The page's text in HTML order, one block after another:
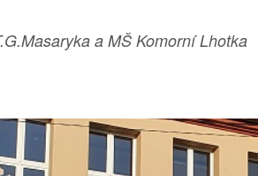
a MŠ Komorní Lhotka